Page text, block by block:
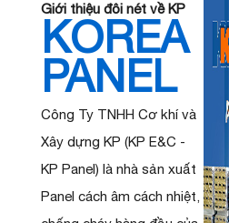
Giới thiệu đôi nét về KP
KOREA
PANEL
Công Ty TNHH Cơ khí và
Xây dựng KP (KP E&C -
KP Panel) là nhà sản xuất
Panel cách âm cách nhiệt,